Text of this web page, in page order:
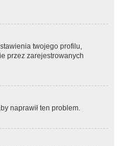
twojego profilu,
przez zarejestrowanych
naprawił ten problem.